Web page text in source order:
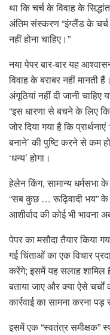
था कि चर्च के विवाह के
अंतिम संस्करण “इंग्लैंड के चर्च
नहीं होना चाहिए।”
नया पेपर बार-बार यह
विवाह के बराबर नहीं मानती
अंगूठियां नहीं दी जानी चाहिए
“इस धारणा से बचने के लिए
जोर दिया गया है कि
बनाने’ की पुष्टि करने से कम
‘धन्य’ होगा।
हेलेन किंग, सामान्य धर्मसभा
“सब कुछ … रूढ़िवादी भय” के
आशीर्वाद की कोई भी भावना
पेपर का मसौदा तैयार किया गया
गई चिंताओं का एक विचार
करेंगे; इसमें यह सलाह शामिल
बताया जाए और क्या ऐसे
कार्रवाई का सामना करना
इसमें एक “स्वतंत्र समीक्षक”